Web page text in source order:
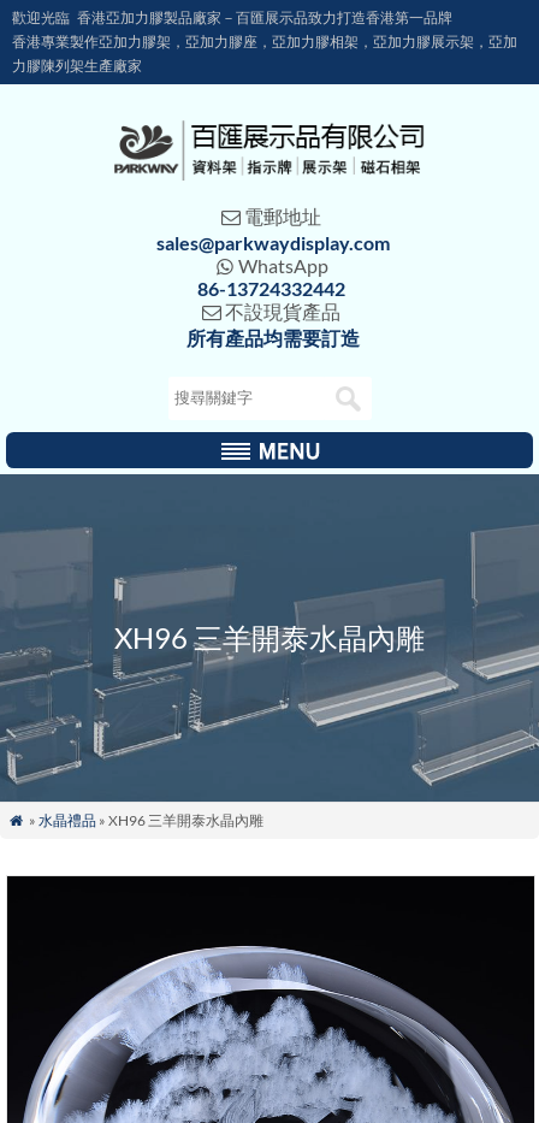
歡迎光臨 香港亞加力膠製品廠家－百匯展示品致力打造香港第一品牌
香港專業製作亞加力膠架，亞加力膠座，亞加力膠相架，亞加力膠展示架，亞加
力膠陳列架生產廠家
 電郵地址
sales@parkwaydisplay.com
 WhatsApp
86-13724332442
不設現貨產品
所有產品均需要訂造
XH96 三羊開泰水晶內雕
 » 水晶禮品» XH96 三羊開泰水晶內雕